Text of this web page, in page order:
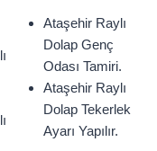
Ataşehir Raylı
Dolap Genç
Odası Tamiri.
Ataşehir Raylı
Dolap Tekerlek
Ayarı Yapılır.